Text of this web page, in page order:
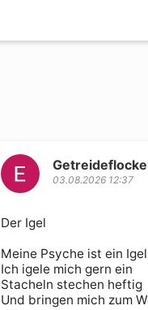
03.08.2026 12:37
Der Igel
Meine Psyche ist ein Igel
Ich igele mich gern ein
Stacheln stechen heftig
Und bringen mich zum